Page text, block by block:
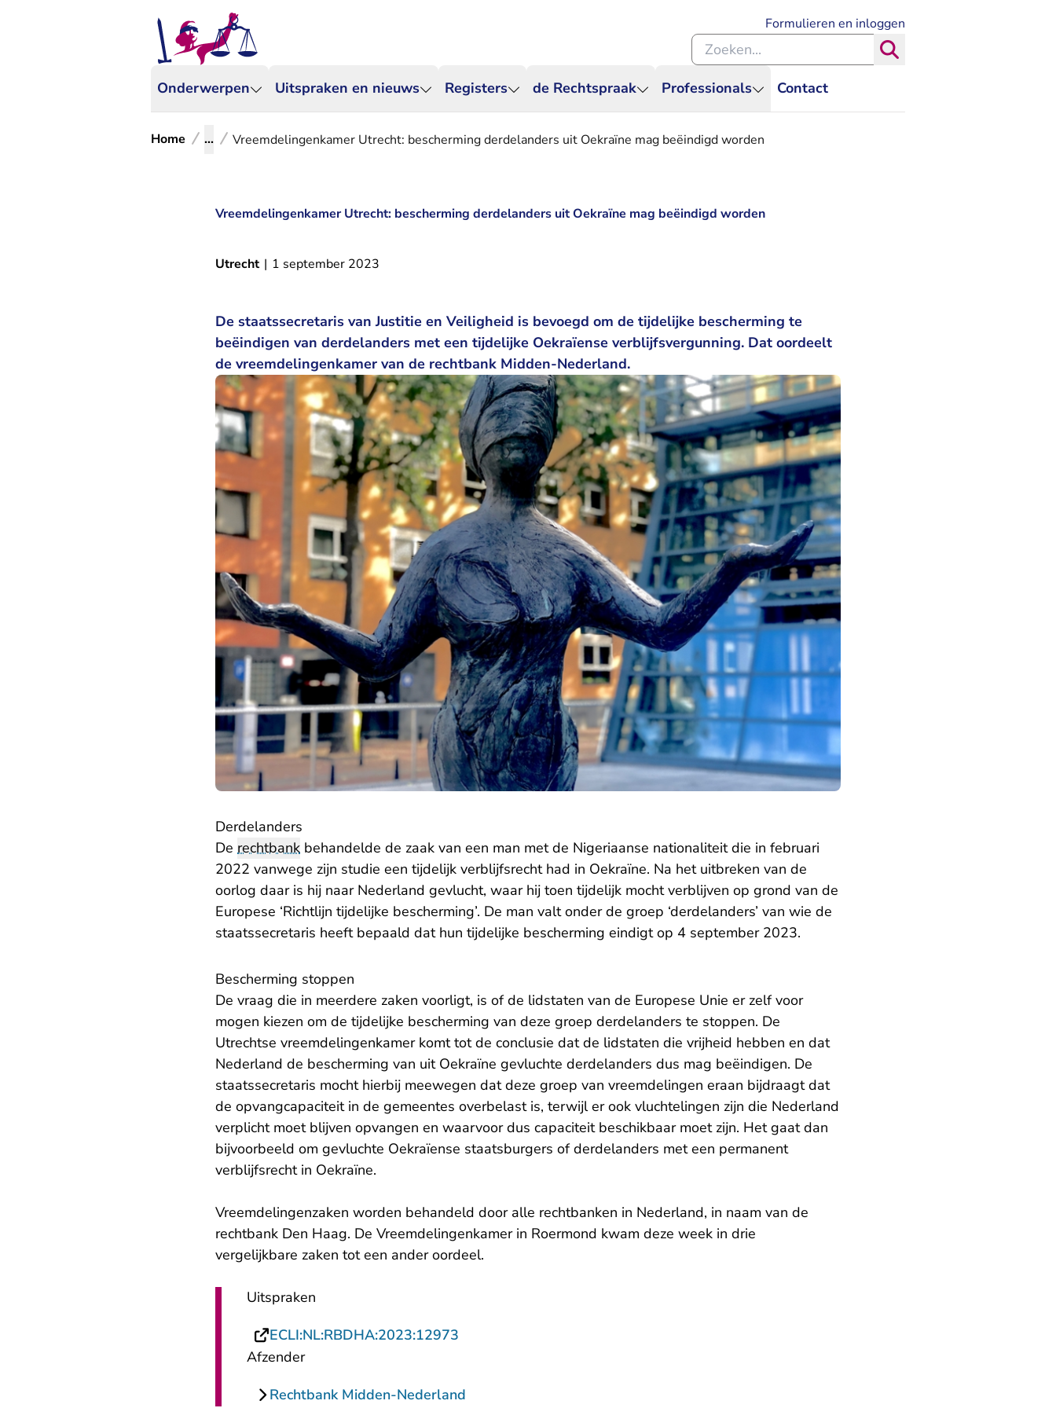
Onderwerpen Uitspraken en nieuws Registers de Rechtspraak Professionals Contact
Formulieren en inloggen
Zoeken binnen de Rechtspraak
Home ... Vreemdelingenkamer Utrecht: bescherming derdelanders uit Oekraïne mag beëindigd worden
Vreemdelingenkamer Utrecht: bescherming derdelanders uit Oekraïne mag beëindigd worden
Utrecht | 1 september 2023
De staatssecretaris van Justitie en Veiligheid is bevoegd om de tijdelijke bescherming te
beëindigen van derdelanders met een tijdelijke Oekraïense verblijfsvergunning. Dat oordeelt
de vreemdelingenkamer van de rechtbank Midden-Nederland.
Derdelanders
De rechtbank behandelde de zaak van een man met de Nigeriaanse nationaliteit die in februari
2022 vanwege zijn studie een tijdelijk verblijfsrecht had in Oekraïne. Na het uitbreken van de
oorlog daar is hij naar Nederland gevlucht, waar hij toen tijdelijk mocht verblijven op grond van de
Europese ‘Richtlijn tijdelijke bescherming’. De man valt onder de groep ‘derdelanders’ van wie de
staatssecretaris heeft bepaald dat hun tijdelijke bescherming eindigt op 4 september 2023.
Bescherming stoppen
De vraag die in meerdere zaken voorligt, is of de lidstaten van de Europese Unie er zelf voor
mogen kiezen om de tijdelijke bescherming van deze groep derdelanders te stoppen. De
Utrechtse vreemdelingenkamer komt tot de conclusie dat de lidstaten die vrijheid hebben en dat
Nederland de bescherming van uit Oekraïne gevluchte derdelanders dus mag beëindigen. De
staatssecretaris mocht hierbij meewegen dat deze groep van vreemdelingen eraan bijdraagt dat
de opvangcapaciteit in de gemeentes overbelast is, terwijl er ook vluchtelingen zijn die Nederland
verplicht moet blijven opvangen en waarvoor dus capaciteit beschikbaar moet zijn. Het gaat dan
bijvoorbeeld om gevluchte Oekraïense staatsburgers of derdelanders met een permanent
verblijfsrecht in Oekraïne.
Vreemdelingenzaken worden behandeld door alle rechtbanken in Nederland, in naam van de
rechtbank Den Haag. De Vreemdelingenkamer in Roermond kwam deze week in drie
vergelijkbare zaken toteen ander oordeel.
Uitspraken
ECLI:NL:RBDHA:2023:12973
Afzender
Rechtbank Midden-Nederland